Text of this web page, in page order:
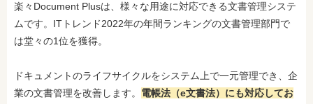
楽々Document Plusは、様々な用途に対応できる文書管理システ
ムです。ITトレンド2022年の年間ランキングの文書管理部門で
は堂々の1位を獲得。
ドキュメントのライフサイクルをシステム上で一元管理でき、企
業の文書管理を改善します。 電帳法（e文書法）にも対応してお